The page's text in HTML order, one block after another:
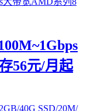
56元/月起